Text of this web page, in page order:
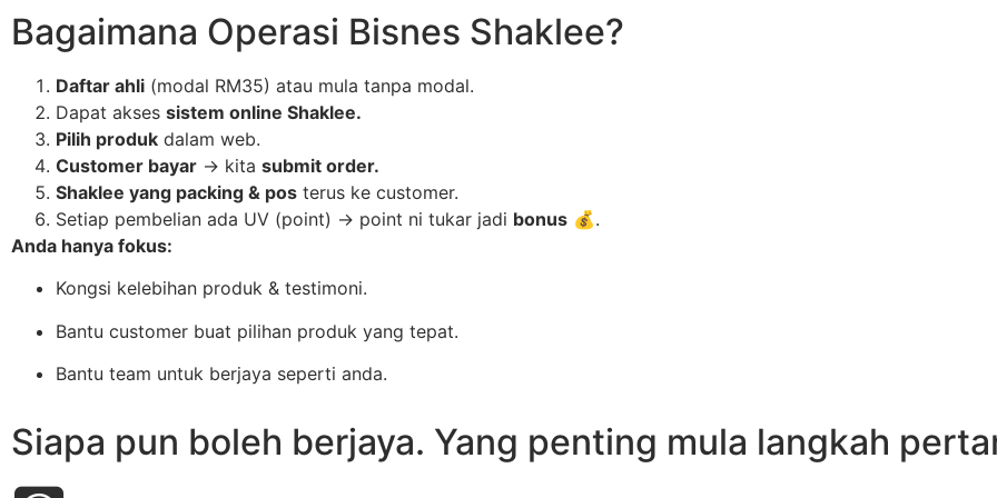
Bagaimana Operasi Bisnes Shaklee?
Daftar ahli (modal RM35) atau mula tanpa modal.
Dapat akses sistem online Shaklee.
Pilih produk dalam web.
Customer bayar → kita submit order.
Shaklee yang packing & pos terus ke customer.
Setiap pembelian ada UV (point) → point ni tukar jadi bonus 💰.
Anda hanya fokus:
Kongsi kelebihan produk & testimoni.
Bantu customer buat pilihan produk yang tepat.
Bantu team untuk berjaya seperti anda.
Siapa pun boleh berjaya. Yang penting mula langkah